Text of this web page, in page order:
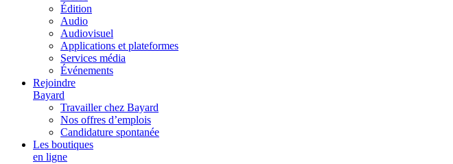
Édition
Audio
Audiovisuel
Applications et plateformes
Services média
Événements
Rejoindre
Bayard
Travailler chez Bayard
Nos offres d’emplois
Candidature spontanée
Les boutiques
en ligne